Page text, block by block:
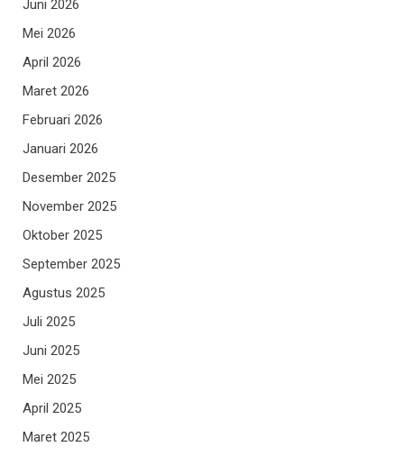
Juni 2026
Mei 2026
April 2026
Maret 2026
Februari 2026
Januari 2026
Desember 2025
November 2025
Oktober 2025
September 2025
Agustus 2025
Juli 2025
Juni 2025
Mei 2025
April 2025
Maret 2025